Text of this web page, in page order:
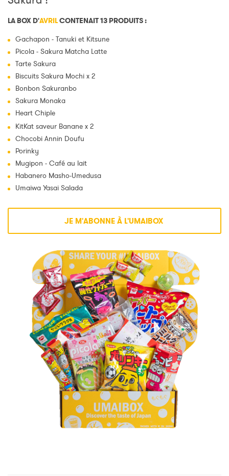
LA BOX D'AVRILCONTENAIT 13 PRODUITS :
Gachapon - Tanuki et Kitsune
Picola - Sakura Matcha Latte
Tarte Sakura
Biscuits Sakura Mochi x 2
Bonbon Sakuranbo
Sakura Monaka
Heart Chiple
KitKat saveur Banane x 2
Chocobi Annin Doufu
Porinky
Mugipon - Café au lait
Habanero Masho-Umedusa
Umaiwa Yasai Salada
JE M'ABONNE À L'UMAIBOX